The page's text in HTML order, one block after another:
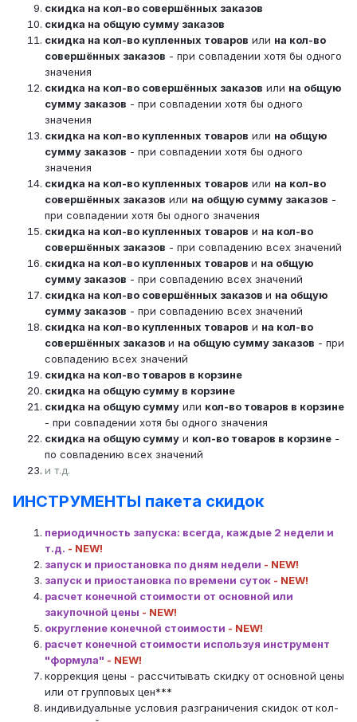
скидка на кол-во совершённых заказов
скидка на общую сумму заказов
скидка на кол-во купленных товаров или на кол-во
совершённых заказов - при совпадении хотя бы одного
значения
скидка на кол-во совершённых заказов или на общую
сумму заказов - при совпадении хотя бы одного
значения
скидка на кол-во купленных товаров или на общую
сумму заказов - при совпадении хотя бы одного
значения
скидка на кол-во купленных товаров или на кол-во
совершённых заказов или на общую сумму заказов -
при совпадении хотя бы одного значения
скидка на кол-во купленных товаров и на кол-во
совершённых заказов - при совпадению всех значений
скидка на кол-во купленных товаров и на общую
сумму заказов - при совпадению всех значений
скидка на кол-во совершённых заказов и на общую
сумму заказов - при совпадению всех значений
скидка на кол-во купленных товаров и на кол-во
совершённых заказов и на общую сумму заказов - при
совпадению всех значений
скидка на кол-во товаров в корзине
скидка на общую сумму в корзине
скидка на общую сумму или кол-во товаров в корзине
- при совпадении хотя бы одного значения
скидка на общую сумму и кол-во товаров в корзине -
по совпадению всех значений
и т.д.
ИНСТРУМЕНТЫ пакета скидок
периодичность запуска: всегда, каждые 2 недели и
т.д. - NEW!
запуск и приостановка по дням недели - NEW!
запуск и приостановка по времени суток - NEW!
расчет конечной стоимости от основной или
закупочной цены - NEW!
округление конечной стоимости - NEW!
расчет конечной стоимости используя инструмент
"формула" - NEW!
коррекция цены - рассчитывать скидку от основной цены
или от групповых цен***
индивидуальные условия разграничения скидок от кол-